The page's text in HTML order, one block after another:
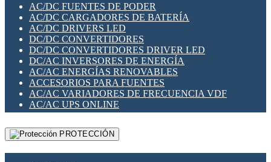
SWITCH Y MICROSWITCH
TARJETAS PI
UNIÓN Y DERIVACIÓN DE CABLE
PLACAS MODULARES IOT
SWITCHES Y REDES WIFI
SOLUCIONES IOT
SOLUCIONES LORAWAN
SOLUCIONES RED CELULAR
SEGURIDAD PARA REDES
SWITCHES LAN
TELEFONÍA IP (VOIP)
VIGILANCIA IP (CCTV)
MESHTASTIC
AC/DC FUENTES DE PODER
AC/DC CARGADORES DE BATERÍA
AC/DC DRIVERS LED
DC/DC CONVERTIDORES
DC/DC CONVERTIDORES DRIVER LED
DC/AC INVERSORES DE ENERGÍA
AC/AC ENERGÍAS RENOVABLES
ACCESORIOS PARA FUENTES
AC/AC VARIADORES DE FRECUENCIA VDF
AC/AC UPS ONLINE
PROTECCIÓN